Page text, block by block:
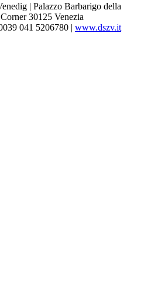
| Palazzo Barbarigo della
30125 Venezia
041 5206780 | www.dszv.it